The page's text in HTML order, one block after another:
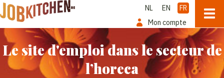
NL EN
FR
Mon compte
Le site d'emploi dans le secteur de
l’horeca